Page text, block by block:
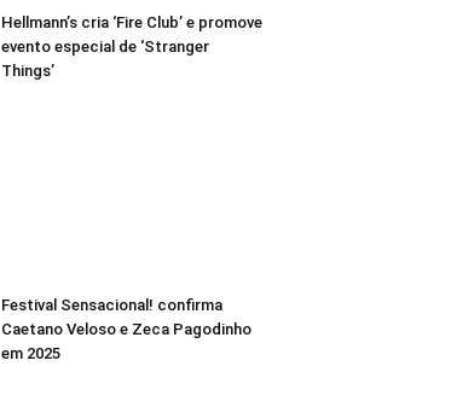
Hellmann’s cria ‘Fire Club’ e promove
evento especial de ‘Stranger
Things’
Festival Sensacional! confirma
Caetano Veloso e Zeca Pagodinho
em 2025